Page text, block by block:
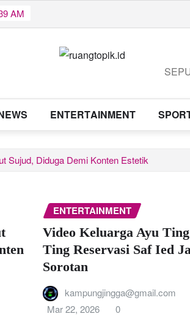
AM
ENTERTAINMENT
Sujud, Diduga Demi Konten Estetik
ENTERTAINMENT
Video Keluarga Ayu Ting
Ting Reservasi Saf Ied
Sorotan
kampungjingga@gmail.com
Mar 22, 2026
0